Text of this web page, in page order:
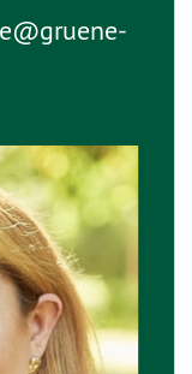
gruene-